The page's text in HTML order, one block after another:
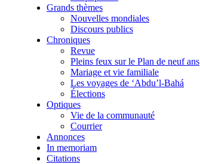
Grands thèmes
Nouvelles mondiales
Discours publics
Chroniques
Revue
Pleins feux sur le Plan de neuf ans
Mariage et vie familiale
Les voyages de ‘Abdu’l-Bahá
Élections
Optiques
Vie de la communauté
Courrier
Annonces
In memoriam
Citations